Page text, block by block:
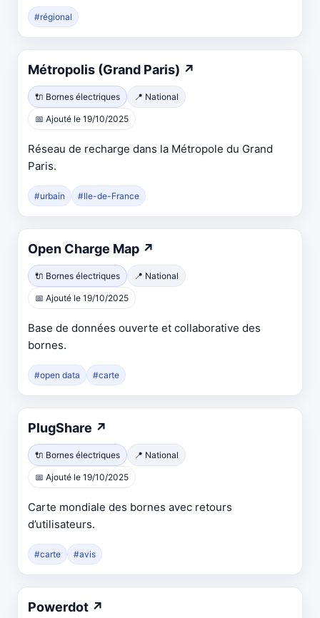
#régional
Métropolis (Grand Paris) ↗
onglet
🔌 Bornes électriques 📍 National
📅 Ajouté le 19/10/2025
Réseau de recharge dans la Métropole du Grand
Paris.
#urbain #Ile-de-France
Open Charge Map ↗
onglet
🔌 Bornes électriques 📍 National
📅 Ajouté le 19/10/2025
Base de données ouverte et collaborative des
bornes.
#open data #carte
PlugShare ↗
dans
un
onglet
🔌 Bornes électriques 📍 National
📅 Ajouté le 19/10/2025
Carte mondiale des bornes avec retours
d’utilisateurs.
#carte #avis
Powerdot ↗